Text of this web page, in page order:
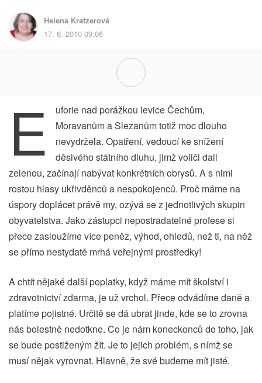
Helena Kratzerová
17. 6. 2010 09:06
E
uforie nad porážkou levice Čechům,
Moravanům a Slezanům totiž moc dlouho
nevydržela. Opatření, vedoucí ke snížení
děsivého státního dluhu, jimž voliči dali
zelenou, začínají nabývat konkrétních obrysů. A s nimi
rostou hlasy ukřivděnců a nespokojenců. Proč máme na
úspory doplácet právě my, ozývá se z jednotlivých skupin
obyvatelstva. Jako zástupci nepostradatelné profese si
přece zasloužíme více peněz, výhod, ohledů, než ti, na něž
se přímo nestydatě mrhá veřejnými prostředky!
A chtít nějaké další poplatky, když máme mít školství i
zdravotnictví zdarma, je už vrchol. Přece odvádíme daně a
platíme pojistné. Určitě se dá ubrat jinde, kde se to zrovna
nás bolestně nedotkne. Co je nám koneckonců do toho, jak
se bude postiženým žít. Je to jejich problém, s nímž se
musí nějak vyrovnat. Hlavně, že své budeme mít jisté.